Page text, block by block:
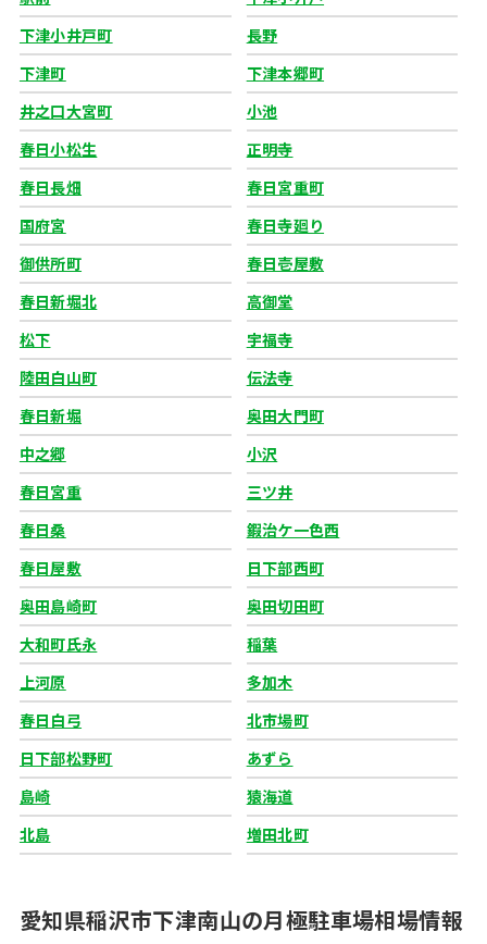
下津小井戸町
長野
下津町
下津本郷町
井之口大宮町
小池
春日小松生
正明寺
春日長畑
春日宮重町
国府宮
春日寺廻り
御供所町
春日壱屋敷
春日新堀北
高御堂
松下
宇福寺
陸田白山町
伝法寺
春日新堀
奥田大門町
中之郷
小沢
春日宮重
三ツ井
春日桑
鍜治ケ一色西
春日屋敷
日下部西町
奥田島崎町
奥田切田町
大和町氏永
稲葉
上河原
多加木
春日白弓
北市場町
日下部松野町
あずら
島崎
猿海道
北島
増田北町
愛知県稲沢市下津南山の月極駐車場相場情報